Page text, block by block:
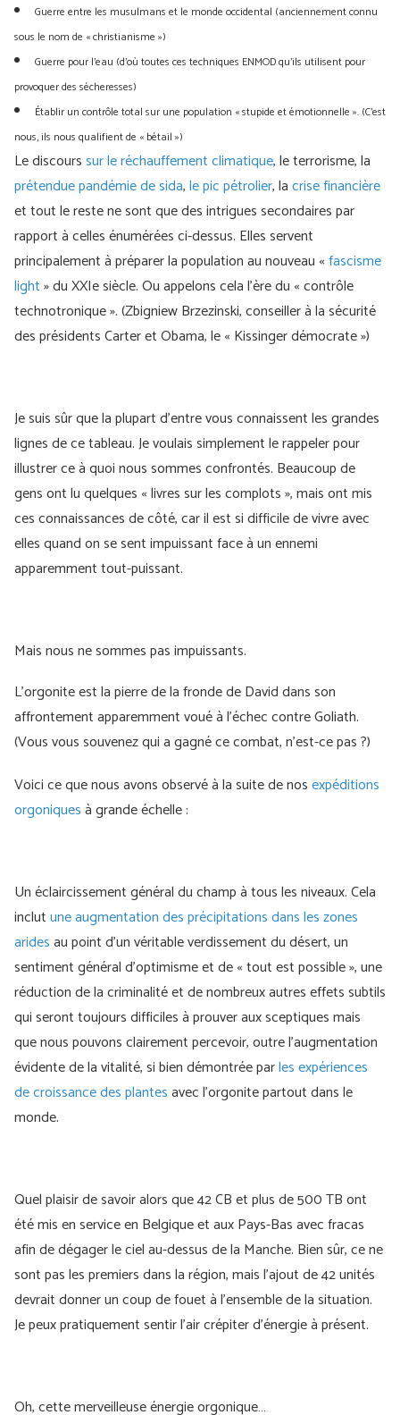
Guerre entre les musulmans et le monde occidental (anciennement connu
sous le nom de « christianisme »)
Guerre pour l'eau (d'où toutes ces techniques ENMOD qu'ils utilisent pour
provoquer des sécheresses)
Établir un contrôle total sur une population « stupide et émotionnelle ». (C'est
nous, ils nous qualifient de « bétail »)
Le discourssur le réchauffement climatique, le terrorisme, la
prétendue pandémie de sida,le pic pétrolier, lacrise financière
et tout le reste ne sont que des intrigues secondaires par
rapport à celles énumérées ci-dessus. Elles servent
principalement à préparer la population au nouveau «fascisme
light» du XXIe siècle. Ou appelons cela l’ère du « contrôle
technotronique ». (Zbigniew Brzezinski, conseiller à la sécurité
des présidents Carter et Obama, le « Kissinger démocrate »)
Je suis sûr que la plupart d’entre vous connaissent les grandes
lignes de ce tableau. Je voulais simplement le rappeler pour
illustrer ce à quoi nous sommes confrontés. Beaucoup de
gens ont lu quelques « livres sur les complots », mais ont mis
ces connaissances de côté, car il est si difficile de vivre avec
elles quand on se sent impuissant face à un ennemi
apparemment tout-puissant.
Mais nous ne sommes pas impuissants.
L'orgonite est la pierre de la fronde de David dans son
affrontement apparemment voué à l'échec contre Goliath.
(Vous vous souvenez qui a gagné ce combat, n'est-ce pas ?)
Voici ce que nous avons observé à la suite de nosexpéditions
orgoniquesà grande échelle :
Un éclaircissement général du champ à tous les niveaux. Cela
inclutune augmentation des précipitations dans les zones
aridesau point d’un véritable verdissement du désert, un
sentiment général d’optimisme et de « tout est possible », une
réduction de la criminalité et de nombreux autres effets subtils
qui seront toujours difficiles à prouver aux sceptiques mais
que nous pouvons clairement percevoir, outre l’augmentation
évidente de la vitalité, si bien démontrée parles expériences
de croissance des plantesavec l’orgonite partout dans le
monde.
Quel plaisir de savoir alors que 42 CB et plus de 500 TB ont
été mis en service en Belgique et aux Pays-Bas avec fracas
afin de dégager le ciel au-dessus de la Manche. Bien sûr, ce ne
sont pas les premiers dans la région, mais l’ajout de 42 unités
devrait donner un coup de fouet à l’ensemble de la situation.
Je peux pratiquement sentir l’air crépiter d’énergie à présent.
Oh, cette merveilleuse énergie orgonique…